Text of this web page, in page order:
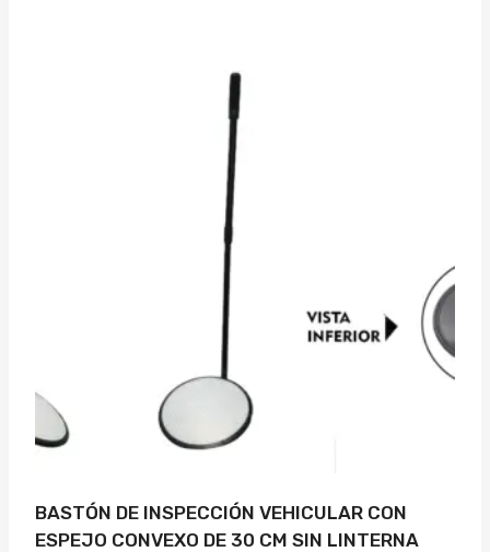
BASTÓN DE INSPECCIÓN VEHICULAR CON
ESPEJO CONVEXO DE 30 CM SIN LINTERNA